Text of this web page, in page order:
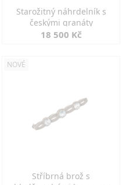
Starožitný náhrdelník s
českými granáty
18 500 Kč
NOVÉ
Stříbrná brož s